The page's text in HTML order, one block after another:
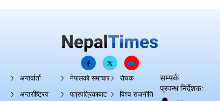
अन्तर्वार्ता
अन्तर्राष्ट्रिय
नेपालको समाचार
पत्रपत्रिकाबाट
रोचक
विश्व राजनीति
सम्पर्क
प्रवन्ध निर्देशक: